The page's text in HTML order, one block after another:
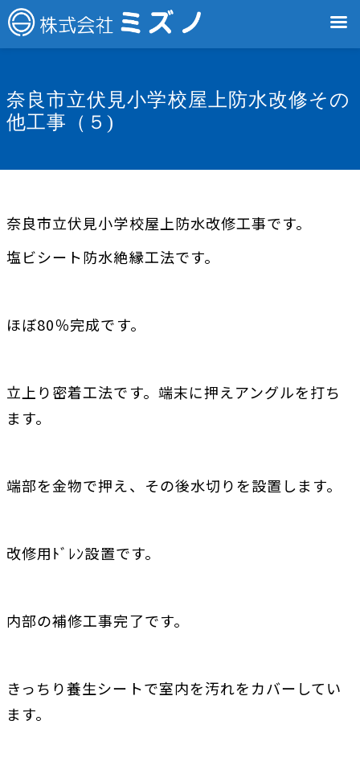
奈良市立伏見小学校屋上防水改修その
他工事（５)
奈良市立伏見小学校屋上防水改修工事です。
塩ビシート防水絶縁工法です。
ほぼ80％完成です。
立上り密着工法です。端末に押えアングルを打ち
ます。
端部を金物で押え、その後水切りを設置します。
改修用ﾄﾞﾚﾝ設置です。
内部の補修工事完了です。
きっちり養生シートで室内を汚れをカバーしてい
ます。